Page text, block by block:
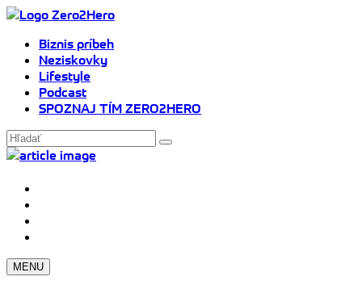
Biznis príbeh
Neziskovky
Lifestyle
Podcast
SPOZNAJ TÍM ZERO2HERO
MENU